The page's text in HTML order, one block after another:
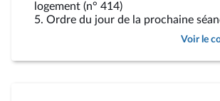
logement (n° 414)
5. Ordre du jour de la prochaine
Voir le